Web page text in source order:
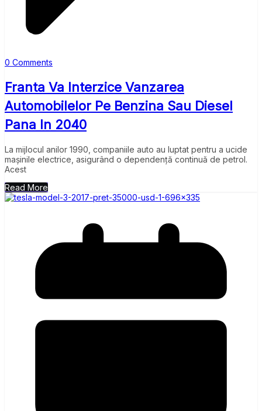
0 Comments
Franta Va Interzice Vanzarea
Automobilelor Pe Benzina Sau Diesel
Pana In 2040
La mijlocul anilor 1990, companiile auto au luptat pentru a ucide
mașinile electrice, asigurând o dependență continuă de petrol.
Acest
Read More